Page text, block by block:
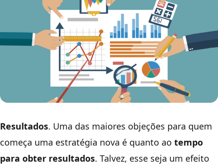
Resultados. Uma das maiores objeções para quem
começa uma estratégia nova é quanto ao tempo
para obter resultados. Talvez, esse seja um efeito